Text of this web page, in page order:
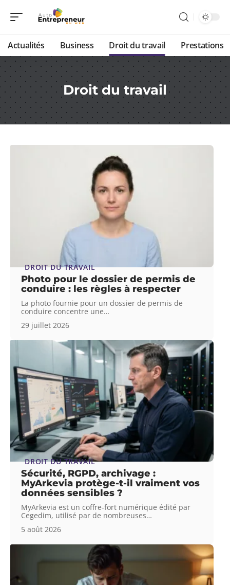
Actualités Business Droit du travail Prestations
Droit du travail
DROIT DU TRAVAIL
Photo pour le dossier de permis de
conduire : les règles à respecter
La photo fournie pour un dossier de permis de
conduire concentre une…
29 juillet 2026
DROIT DU TRAVAIL
Sécurité, RGPD, archivage :
MyArkevia protège-t-il vraiment vos
données sensibles ?
MyArkevia est un coffre-fort numérique édité par
Cegedim, utilisé par de nombreuses…
5 août 2026